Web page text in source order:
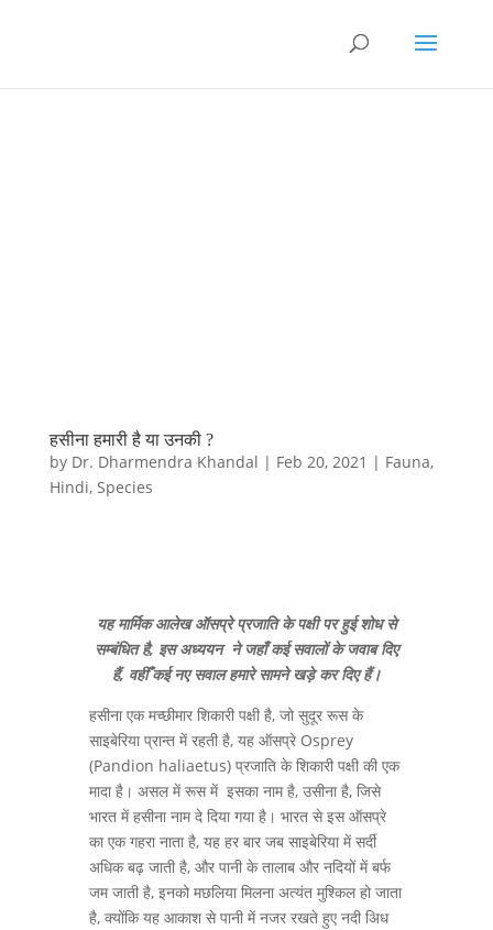
हसीना हमारी है या उनकी ?
by Dr. Dharmendra Khandal | Feb 20, 2021 | Fauna,
Hindi, Species
यह मार्मिक आलेख ऑसप्रे प्रजाति के पक्षी पर हुई शोध से
सम्बंधित है, इस अध्ययन ने जहाँ कई सवालों के जवाब दिए
हैं, वहीँ कई नए सवाल हमारे सामने खड़े कर दिए हैं।
हसीना एक मच्छीमार शिकारी पक्षी है, जो सुदूर रूस के
साइबेरिया प्रान्त में रहती है, यह ऑसप्रे Osprey
(Pandion haliaetus) प्रजाति के शिकारी पक्षी की एक
मादा है। असल में रूस में इसका नाम है, उसीना है, जिसे
भारत में हसीना नाम दे दिया गया है। भारत से इस ऑसप्रे
का एक गहरा नाता है, यह हर बार जब साइबेरिया में सर्दी
अधिक बढ़ जाती है, और पानी के तालाब और नदियों में बर्फ
जम जाती है, इनको मछलिया मिलना अत्यंत मुश्किल हो जाता
है, क्योंकि यह आकाश से पानी में नजर रखते हुए नदी अिध